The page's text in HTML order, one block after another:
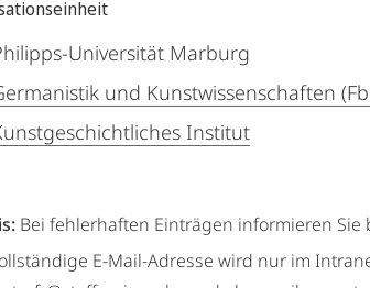
Universität Marburg
und Kunstwissenschaften
Institut
Bei fehlerhaften Einträgen informieren
E-Mail-Adresse wird nur im